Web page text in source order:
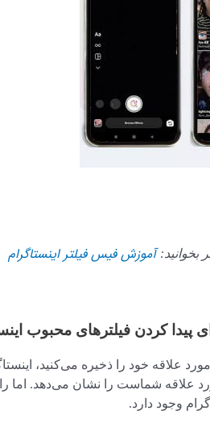
بخوانید:آموزش فیس فیلتر اینستاگرام
پیدا کردن فیلترهای محبوب
علاقه شماست را نشان می‌دهد. اما
وجود دارد.